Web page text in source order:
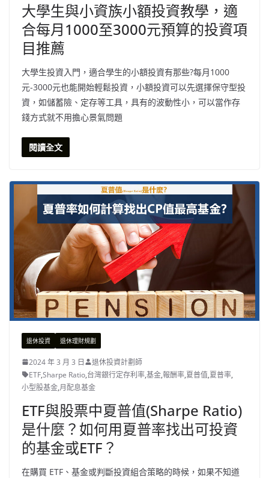
大學生與小資族小額投資教學，適
合每月1000至3000元預算的投資項
目推薦
大學生投資入門，適合學生的小額投資有那些?每月1000
元-3000元也能開始輕鬆投資，小額投資可以先選擇保守型投
資，如儲蓄險、定存等工具，具有的波動性小，可以當作存
錢方式就不用擔心景氣問題
閱讀全文
退休投資 退休理財規劃
2024 年 3 月 3 日
退休投資計劃師
ETF,Sharpe Ratio,台灣銀行定存利率,基金,報酬率,夏普值,夏普率,
小型股基金,月配息基金
ETF與股票中夏普值(Sharpe Ratio)
是什麼？如何用夏普率找出可投資
的基金或ETF？
在購買 ETF、基金或判斷投資組合策略的時候，如果不知道